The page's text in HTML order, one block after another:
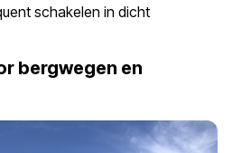
schakelen in dicht
bergwegen en